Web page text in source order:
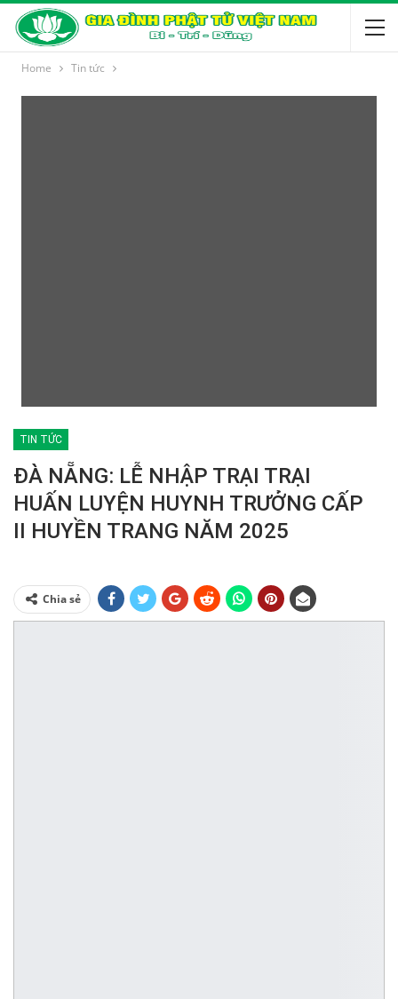
Home Tin tức
TIN TỨC
ĐÀ NẴNG: LỄ NHẬP TRẠI TRẠI
HUẤN LUYỆN HUYNH TRƯỞNG CẤP
II HUYỀN TRANG NĂM 2025
Chia sẻ